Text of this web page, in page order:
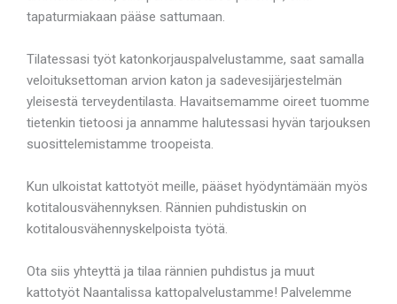
tapaturmiakaan pääse sattumaan.
Tilatessasi työt katonkorjauspalvelustamme, saat samalla
veloituksettoman arvion katon ja sadevesijärjestelmän
yleisestä terveydentilasta. Havaitsemamme oireet tuomme
tietenkin tietoosi ja annamme halutessasi hyvän tarjouksen
suosittelemistamme troopeista.
Kun ulkoistat kattotyöt meille, pääset hyödyntämään myös
kotitalousvähennyksen. Rännien puhdistuskin on
kotitalousvähennyskelpoista työtä.
Ota siis yhteyttä ja tilaa rännien puhdistus ja muut
kattotyöt Naantalissa kattopalvelustamme! Palvelemme